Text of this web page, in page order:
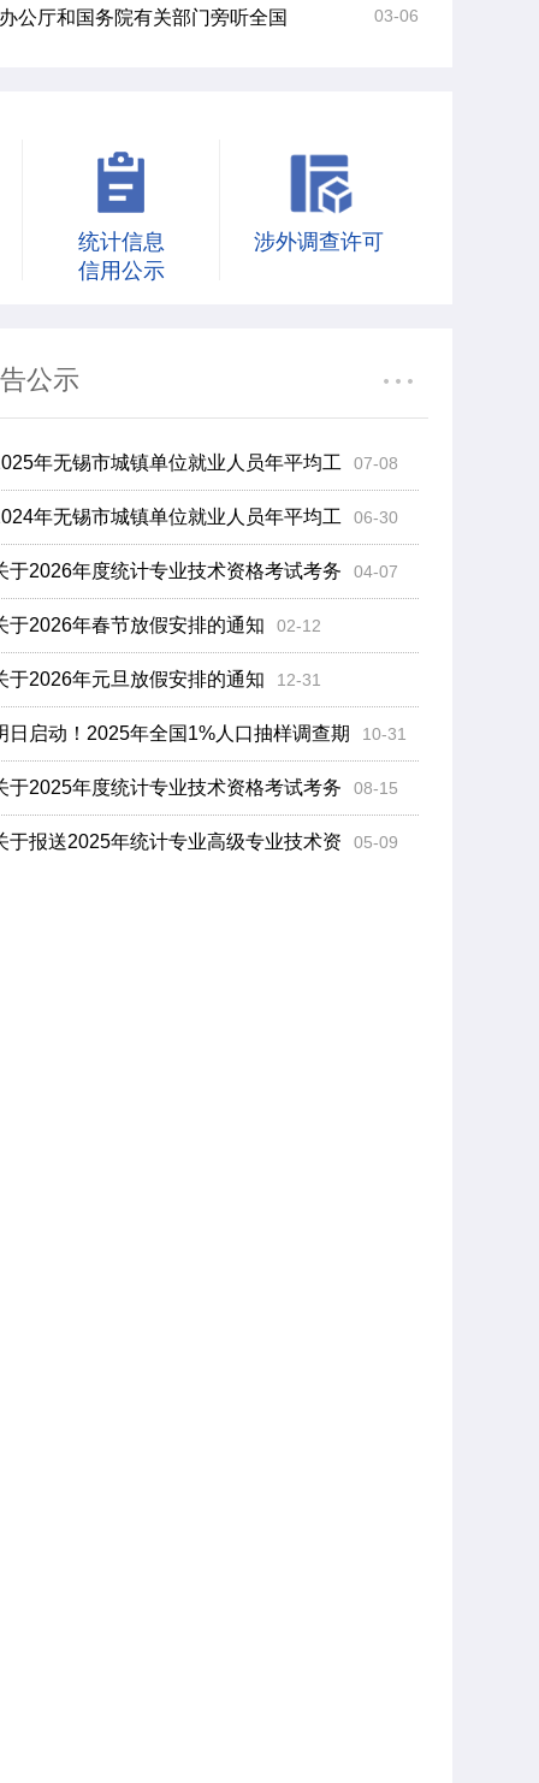
公厅和国务院有关部门旁听全国 03-06
统计信息
信用公示
涉外调查许可
公示
年无锡市城镇单位就业人员年平均工 07-08
年无锡市城镇单位就业人员年平均工 06-30
于2026年度统计专业技术资格考试考务 04-07
于2026年春节放假安排的通知 02-12
于2026年元旦放假安排的通知 12-31
日启动！2025年全国1%人口抽样调查期 10-31
于2025年度统计专业技术资格考试考务 08-15
于报送2025年统计专业高级专业技术资 05-09